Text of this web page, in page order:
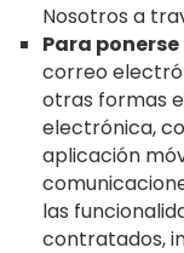
Nosotros a
Para
correo
otras formas
electrónica,
aplicación
las
contratados,